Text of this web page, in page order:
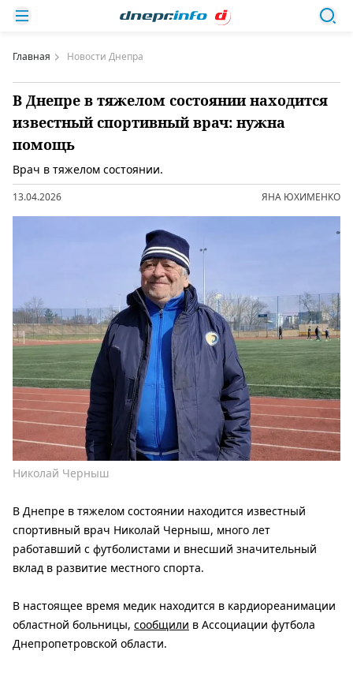
Главная Новости Днепра
В Днепре в тяжелом состоянии находится
известный спортивный врач: нужна
помощь
Врач в тяжелом состоянии.
13.04.2026 ЯНА ЮХИМЕНКО
Николай Черныш
В Днепре в тяжелом состоянии находится известный
спортивный врач Николай Черныш, много лет
работавший с футболистами и внесший значительный
вклад в развитие местного спорта.
В настоящее время медик находится в кардиореанимации
областной больницы, сообщили в Ассоциации футбола
Днепропетровской области.